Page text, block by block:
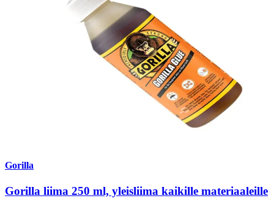
Gorilla
Gorilla liima 250 ml, yleisliima kaikille materiaaleille